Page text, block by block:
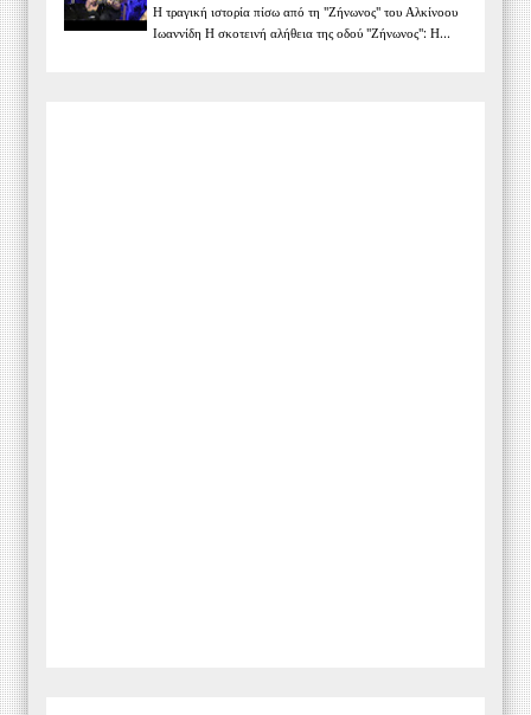
Η τραγική ιστορία πίσω από τη "Ζήνωνος" του Αλκίνοου
Ιωαννίδη Η σκοτεινή αλήθεια της οδού "Ζήνωνος": Η...